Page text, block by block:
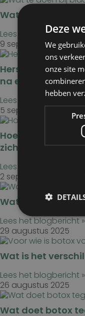
Wat te doen bij
Lees het blogbericht »
9 september 2025
Herstel na fillers:
na een
Lees het blogbericht »
5 september 2025
Hoe lang blijft het
zichtbaar?
Lees het blogbericht »
2 september 2025
Wat doet botox
Lees het blogbericht »
29 augustus 2025
Wat is het
Lees het blogbericht »
26 augustus 2025
Wat doet botox
Deze
We
ons
onze site
hebben
direct te
Naam